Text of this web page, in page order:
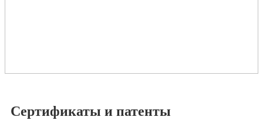
Сертификаты и патенты